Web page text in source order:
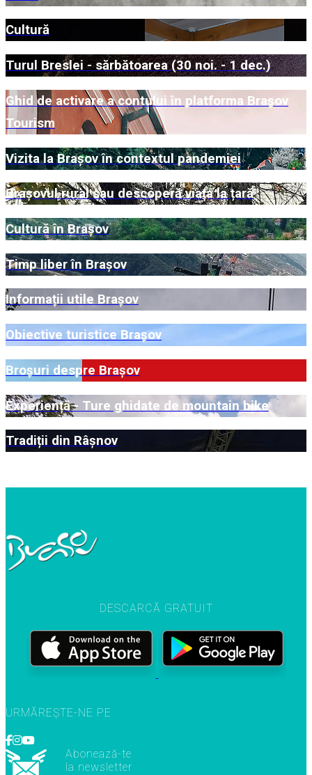
Cultură
Turul Breslei - sărbătoarea (30 noi. - 1 dec.)
Ghid de activare a contului în platforma Brașov
Tourism
Vizita la Brașov în contextul pandemiei
Brașovul rural sau descoperă viața la țară
Cultură în Brașov
Timp liber în Brașov
Informații utile Brașov
Obiective turistice Brașov
Broșuri despre Brașov
Experiență - Ture ghidate de mountain bike
Tradiții din Râșnov
DESCARCĂ GRATUIT
URMĂREȘTE-NE PE
Abonează-te
la newsletter